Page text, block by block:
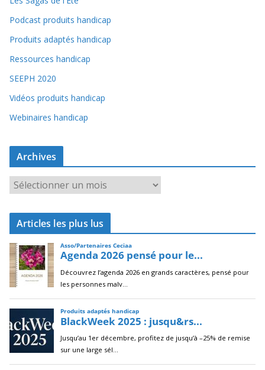
Podcast produits handicap
Produits adaptés handicap
Ressources handicap
SEEPH 2020
Vidéos produits handicap
Webinaires handicap
Archives
r
c
i
v
e
s
Articles les plus lus